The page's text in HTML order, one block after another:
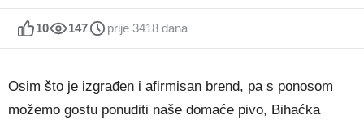
10 147 prije 3418 dana
Osim što je izgrađen i afirmisan brend, pa s ponosom
možemo gostu ponuditi naše domaće pivo, Bihaćka